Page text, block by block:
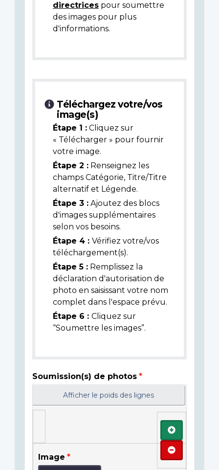
directrices pour soumettre
des images pour plus
d'informations.
Téléchargez votre/vos
image(s)
Étape 1 : Cliquez sur
« Télécharger » pour fournir
votre image.
Étape 2 : Renseignez les
champs Catégorie, Titre/Titre
alternatif et Légende.
Étape 3 : Ajoutez des blocs
d'images supplémentaires
selon vos besoins.
Étape 4 : Vérifiez votre/vos
téléchargement(s).
Étape 5 : Remplissez la
déclaration d'autorisation de
photo en saisissant votre nom
complet dans l'espace prévu.
Étape 6 : Cliquez sur
“Soumettre les images”.
Soumission(s) de photos
Afficher le poids des lignes
Image
Ajouter
Retirer